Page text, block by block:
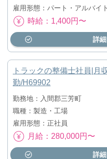
雇用形態：パート・アルバイト
時給：1,400円〜
詳
トラックの整備士社員|月
勤/H69902
勤務地：入間郡三芳町
職種：製造・工場
雇用形態：正社員
月給：280,000円〜
詳